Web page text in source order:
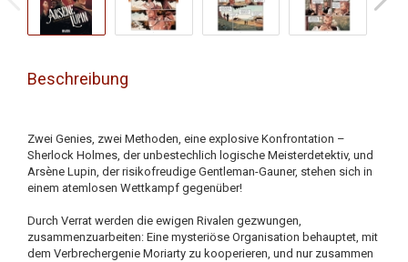
Beschreibung
Zwei Genies, zwei Methoden, eine explosive Konfrontation –
Sherlock Holmes, der unbestechlich logische Meisterdetektiv, und
Arsène Lupin, der risikofreudige Gentleman-Gauner, stehen sich in
einem atemlosen Wettkampf gegenüber!
Durch Verrat werden die ewigen Rivalen gezwungen,
zusammenzuarbeiten: Eine mysteriöse Organisation behauptet, mit
dem Verbrechergenie Moriarty zu kooperieren, und nur zusammen